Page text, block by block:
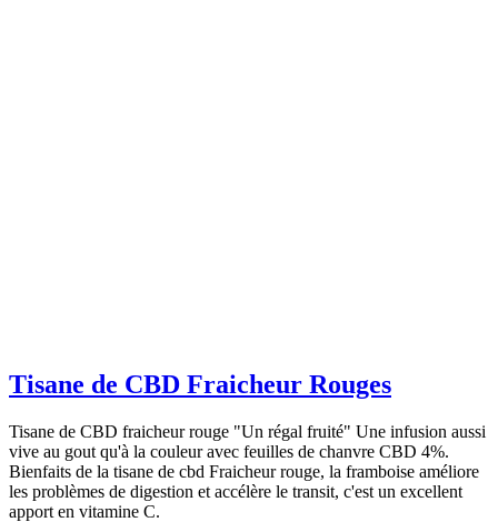
Tisane de CBD Fraicheur Rouges
Tisane de CBD fraicheur rouge "Un régal fruité" Une infusion aussi
vive au gout qu'à la couleur avec feuilles de chanvre CBD 4%.
Bienfaits de la tisane de cbd Fraicheur rouge, la framboise améliore
les problèmes de digestion et accélère le transit, c'est un excellent
apport en vitamine C.